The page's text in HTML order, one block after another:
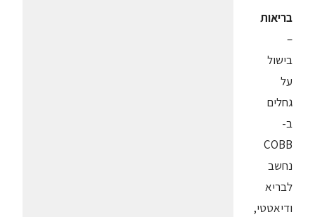
בריאות
–
בישול
על
גחלים
ב-
COBB
נחשב
לבריא
ודיאטטי,